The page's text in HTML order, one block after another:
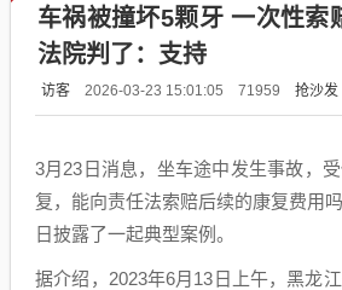
车祸被撞坏5颗牙 一次性索
法院判了：支持
访客 2026-03-23 15:01:05 71959 抢沙发
3月23日消息，坐车途中发生事故，
复，能向责任法索赔后续的康复费用
日披露了一起典型案例。
据介绍，2023年6月13日上午，黑龙